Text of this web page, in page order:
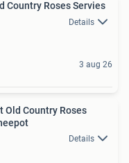
Country Roses Servies
Details
3 aug 26
Old Country Roses
Details